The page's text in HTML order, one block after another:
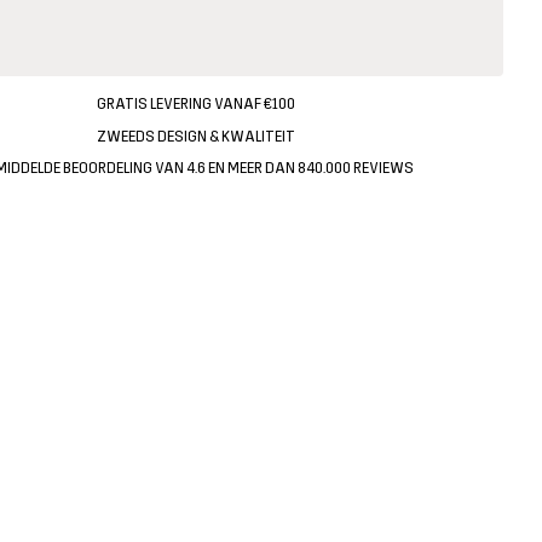
GRATIS LEVERING VANAF €100
ZWEEDS DESIGN & KWALITEIT
BEOORDELING VAN 4.6 EN MEER DAN 840.000 REVIEWS